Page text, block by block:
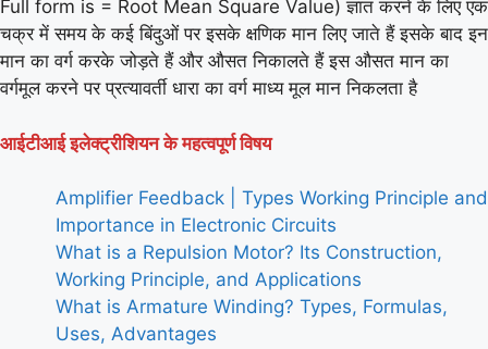
Full form is = Root Mean Square Value) ज्ञात करने के लिए एक
चक्र में समय के कई बिंदुओं पर इसके क्षणिक मान लिए जाते हैं इसके बाद इन
मान का वर्ग करके जोड़ते हैं और औसत निकालते हैं इस औसत मान का
वर्गमूल करने पर प्रत्यावर्ती धारा का वर्ग माध्य मूल मान निकलता है
आईटीआई इलेक्ट्रीशियन के महत्वपूर्ण विषय
Amplifier Feedback | Types Working Principle and
Importance in Electronic Circuits
What is a Repulsion Motor? Its Construction,
Working Principle, and Applications
What is Armature Winding? Types, Formulas,
Uses, Advantages